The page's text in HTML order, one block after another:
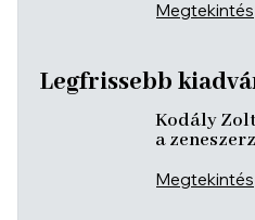
Megtekintés
Legfrissebb
Kodály
a
Megtekintés